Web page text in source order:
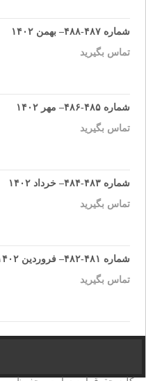
شماره ۴۸۷-۴۸۸– بهمن ۱۴۰۲
تماس بگیرید
شماره ۴۸۵-۴۸۶– مهر ۱۴۰۲
تماس بگیرید
شماره ۴۸۳-۴۸۴– خرداد ۱۴۰۲
تماس بگیرید
شماره ۴۸۱-۴۸۲– فروردین ۱۴۰۲
تماس بگیرید